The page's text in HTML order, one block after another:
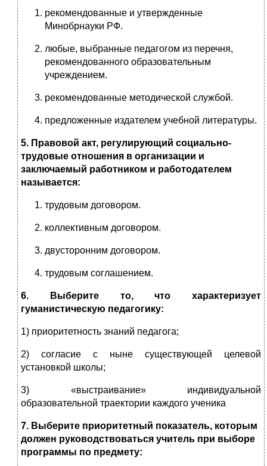
рекомендованные и утвержденные
Минобрнауки РФ.
любые, выбранные педагогом из перечня,
рекомендованного образовательным
учреждением.
рекомендованные методической службой.
предложенные издателем учебной литературы.
5. Правовой акт, регулирующий социально-
трудовые отношения в организации и
заключаемый работником и работодателем
называется:
трудовым договором.
коллективным договором.
двусторонним договором.
трудовым соглашением.
6. Выберите то, что характеризует
гуманистическую педагогику:
1) приоритетность знаний педагога;
2) согласие с ныне существующей целевой
установкой школы;
3) «выстраивание» индивидуальной
образовательной траектории каждого ученика
7. Выберите приоритетный показатель, которым
должен руководствоваться учитель при выборе
программы по предмету: